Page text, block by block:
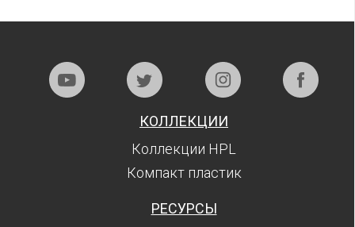
КОЛЛЕКЦИИ
Коллекции HPL
Компакт пластик
РЕСУРСЫ